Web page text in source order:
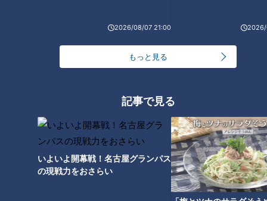
2026/08/07 21:00 2026/
もっと見る
記事で見る
いよいよ開幕戦！名古屋グランパス
の現戦力をおさらい
「いいから毎日投げろ！ではなく、4日間で合計400球は投げ
れば、1か月で2000球近くになるからね。それと、毎日、いち
中を想定しろと。先発ローテの投手は、毎日試合で投げない
よ。でも、週に一回先発したら100球は超える。練習で150球
投げ込んでも、試合の100球程度のこともあるしね」
「あと、いわゆるブルペンというのは、コーナーに投げられて